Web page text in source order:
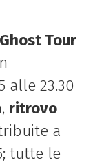
Ghost Tour
alle 23.30
ritrovo
a
tutte le